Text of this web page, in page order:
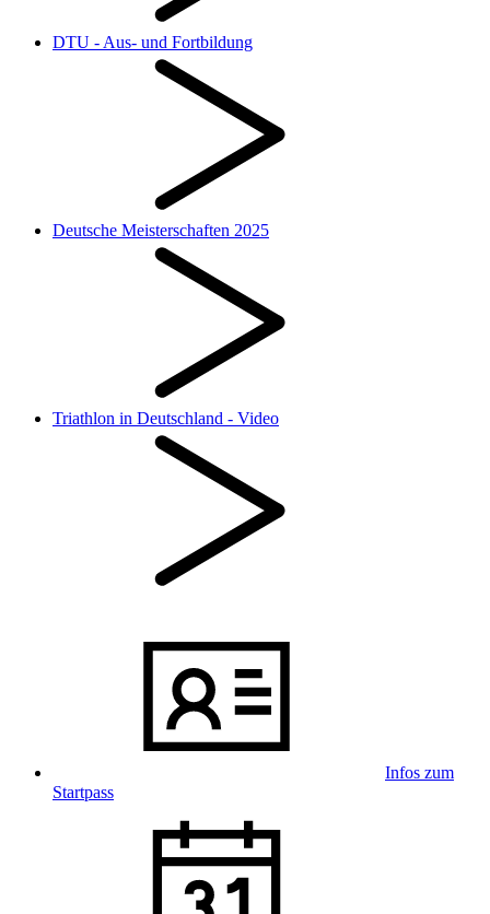
DTU - Aus- und Fortbildung
Deutsche Meisterschaften 2025
Triathlon in Deutschland - Video
Infos zum
Startpass